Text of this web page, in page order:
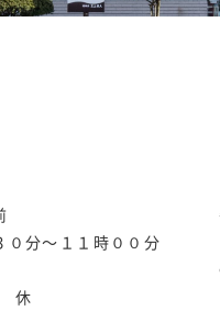
０分～１１時００分